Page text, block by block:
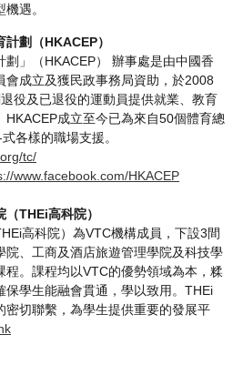
遇。
劃（HKACEP）
劃」（HKACEP） 辦事處是由中國香
會成立及獲民政事務局資助，於2008
役及已退役的運動員提供就業、教育
HKACEP成立至今已為來自50個體育總
各樣的職場支援。
tc/
www.facebook.com/HKACEP
THEi高科院）
高科院）為VTC機構成員，下設3間
院、工商及酒店旅遊管理學院及科技學
程。課程均以VTC的優勢領域為本，糅
保學生能融會貫通，學以致用。THEi
密切聯繫，為學生提供重要的發展平